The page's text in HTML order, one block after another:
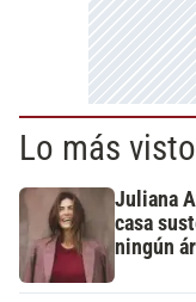
Lo más visto
Juliana
casa
ningún